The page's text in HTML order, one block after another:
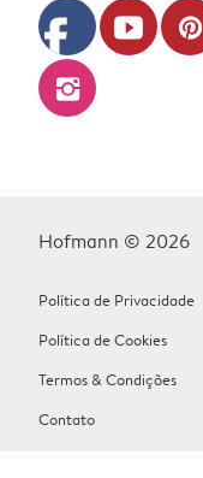
facebook youtube pinterest
instagram
Hofmann © 2026
Política de Privacidade
Política de Cookies
Termos & Condições
Contato